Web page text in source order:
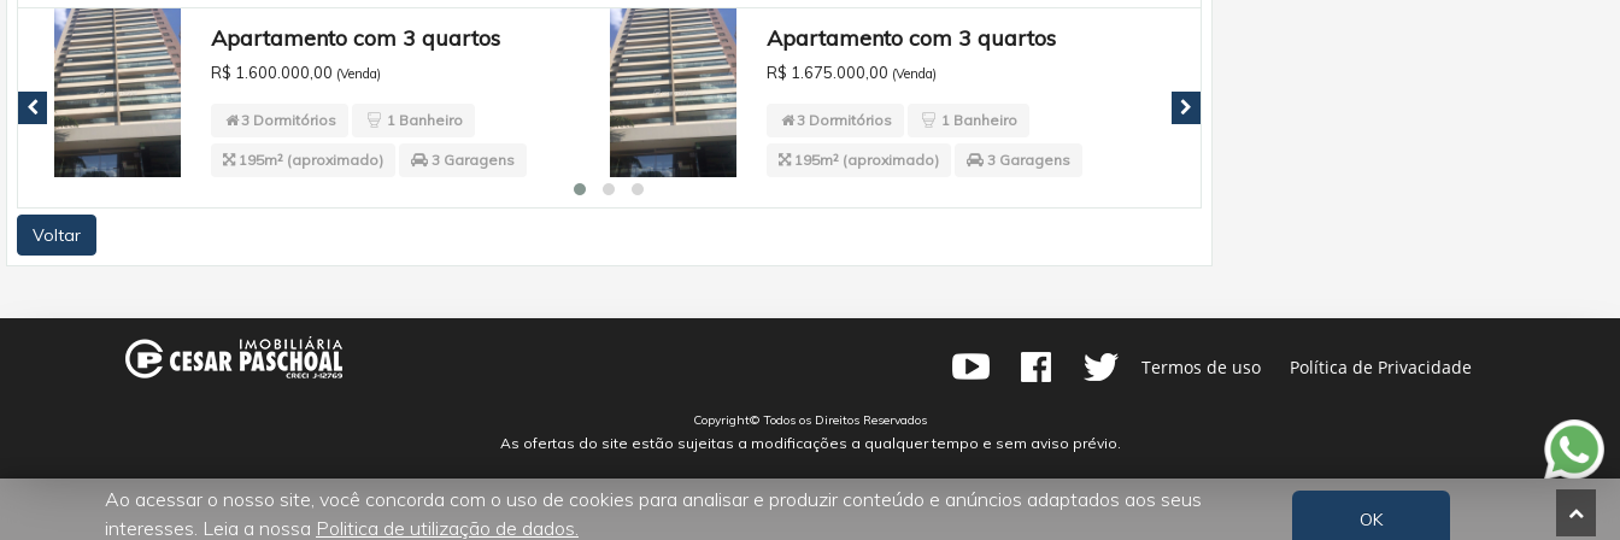
Apartamento com 3 quartos
R$ 1.600.000,00 (Venda)
3 Dormitórios 1 Banheiro
195m² (aproximado) 3 Garagens
Apartamento com 3 quartos
R$ 1.675.000,00 (Venda)
3 Dormitórios 1 Banheiro
195m² (aproximado) 3 Garagens
Voltar
Termos de uso Política de Privacidade
Copyright© Todos os Direitos Reservados
As ofertas do site estão sujeitas a modificações a qualquer tempo e sem aviso prévio.
Ao acessar o nosso site, você concorda com o uso de cookies para analisar e produzir conteúdo e anúncios adaptados aos seus
interesses. Leia a nossa Politica de utilização de dados. OK